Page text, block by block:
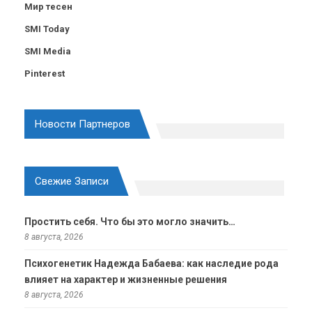
Мир тесен
SMI Today
SMI Media
Pinterest
Новости Партнеров
Свежие Записи
Простить себя. Что бы это могло значить…
8 августа, 2026
Психогенетик Надежда Бабаева: как наследие рода
влияет на характер и жизненные решения
8 августа, 2026